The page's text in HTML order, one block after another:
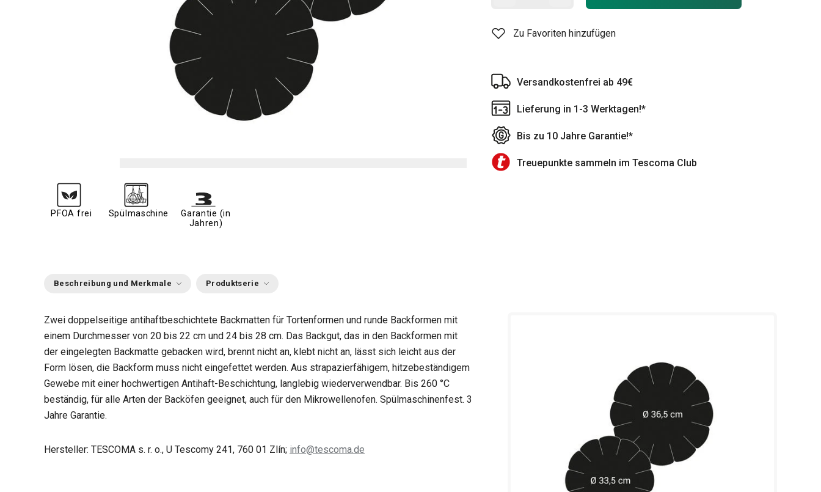
Zu Favoriten hinzufügen
Versandkostenfrei ab 49€
Lieferung in 1-3 Werktagen!*
Bis zu 10 Jahre Garantie!*
Treuepunkte sammeln im Tescoma Club
PFOA frei Spülmaschine
Garantie (in
Jahren)
Beschreibung und Merkmale Produktserie
Zwei doppelseitige antihaftbeschichtete Backmatten für Tortenformen und runde Backformen mit
einem Durchmesser von 20 bis 22 cm und 24 bis 28 cm. Das Backgut, das in den Backformen mit
der eingelegten Backmatte gebacken wird, brennt nicht an, klebt nicht an, lässt sich leicht aus der
Form lösen, die Backform muss nicht eingefettet werden. Aus strapazierfähigem, hitzebeständigem
Gewebe mit einer hochwertigen Antihaft-Beschichtung, langlebig wiederverwendbar. Bis 260 °C
beständig, für alle Arten der Backöfen geeignet, auch für den Mikrowellenofen. Spülmaschinenfest. 3
Jahre Garantie.
Hersteller: TESCOMA s. r. o., U Tescomy 241, 760 01 Zlín; info@tescoma.de